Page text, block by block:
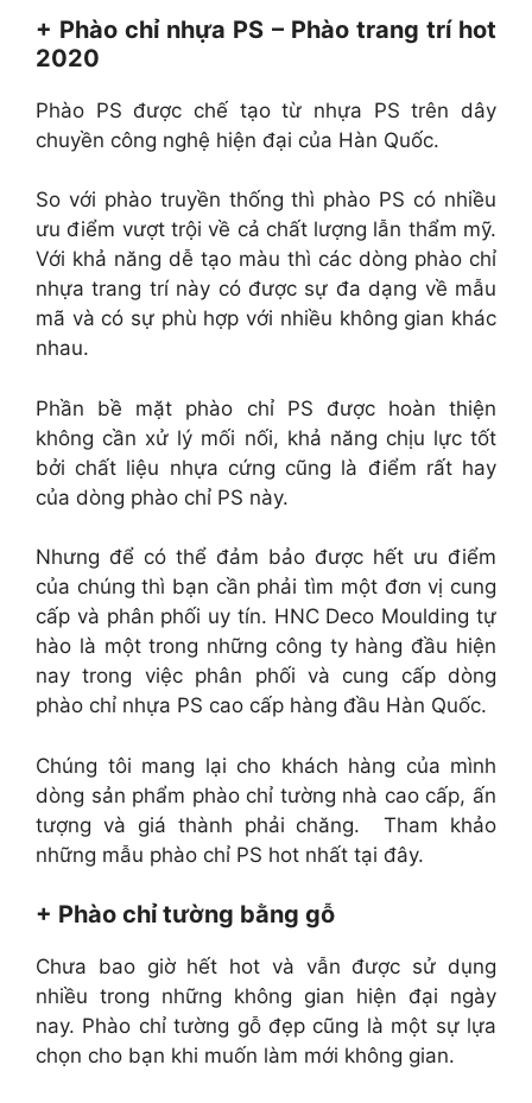
+ Phào chỉ nhựa PS – Phào trang trí hot
2020
Phào PS được chế tạo từ nhựa PS trên dây
chuyền công nghệ hiện đại của Hàn Quốc.
So với phào truyền thống thì phào PS có nhiều
ưu điểm vượt trội về cả chất lượng lẫn thẩm mỹ.
Với khả năng dễ tạo màu thì các dòng phào chỉ
nhựa trang trí này có được sự đa dạng về mẫu
mã và có sự phù hợp với nhiều không gian khác
nhau.
Phần bề mặt phào chỉ PS được hoàn thiện
không cần xử lý mối nối, khả năng chịu lực tốt
bởi chất liệu nhựa cứng cũng là điểm rất hay
của dòng phào chỉ PS này.
Nhưng để có thể đảm bảo được hết ưu điểm
của chúng thì bạn cần phải tìm một đơn vị cung
cấp và phân phối uy tín. HNC Deco Moulding tự
hào là một trong những công ty hàng đầu hiện
nay trong việc phân phối và cung cấp dòng
phào chỉ nhựa PS cao cấp hàng đầu Hàn Quốc.
Chúng tôi mang lại cho khách hàng của mình
dòng sản phẩm phào chỉ tường nhà cao cấp, ấn
tượng và giá thành phải chăng. Tham khảo
những mẫu phào chỉ PS hot nhất tại đây.
+ Phào chỉ tường bằng gỗ
Chưa bao giờ hết hot và vẫn được sử dụng
nhiều trong những không gian hiện đại ngày
nay. Phào chỉ tường gỗ đẹp cũng là một sự lựa
chọn cho bạn khi muốn làm mới không gian.